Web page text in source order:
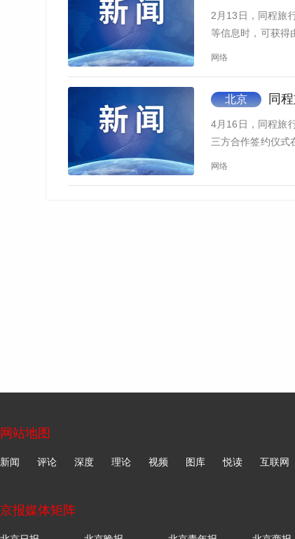
2月13日，同程旅
等信息时，可获得
网络
北京 同程
4月16日，同程旅
三方合作签约仪式
网络
网站地图
新闻 评论 深度 理论 视频 图库 悦读 互联网
京报媒体矩阵